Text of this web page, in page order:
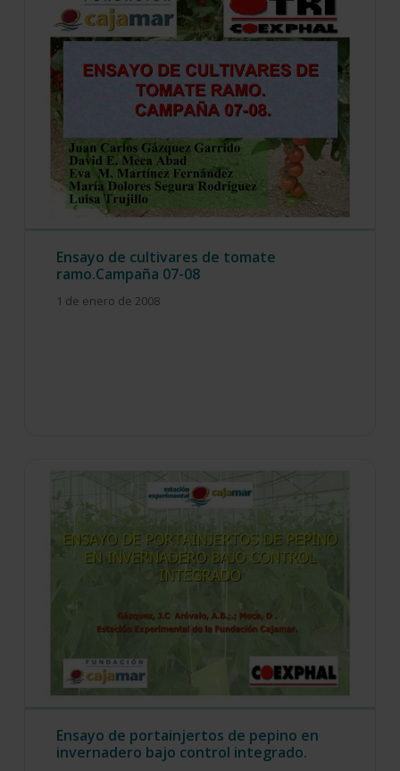
Ensayo de cultivares de tomate
ramo.Campaña 07-08
1 de enero de 2008
Ensayo de portainjertos de pepino en
invernadero bajo control integrado.